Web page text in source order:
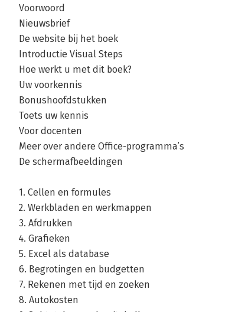
Voorwoord
Nieuwsbrief
De website bij het boek
Introductie Visual Steps
Hoe werkt u met dit boek?
Uw voorkennis
Bonushoofdstukken
Toets uw kennis
Voor docenten
Meer over andere Office-programma’s
De schermafbeeldingen
1. Cellen en formules
2. Werkbladen en werkmappen
3. Afdrukken
4. Grafieken
5. Excel als database
6. Begrotingen en budgetten
7. Rekenen met tijd en zoeken
8. Autokosten